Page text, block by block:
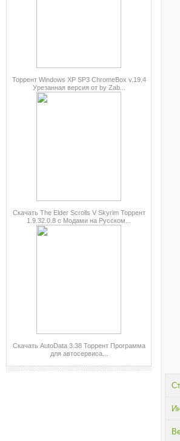
Торрент Windows XP SP3 ChromeBox v.19.4
Урезанная версия от by Zab...
Скачать The Elder Scrolls V Skyrim Торрент
1.9.32.0.8 с Модами на Русском...
Скачать AutoData 3.38 Торрент Программа
для автосервиса...